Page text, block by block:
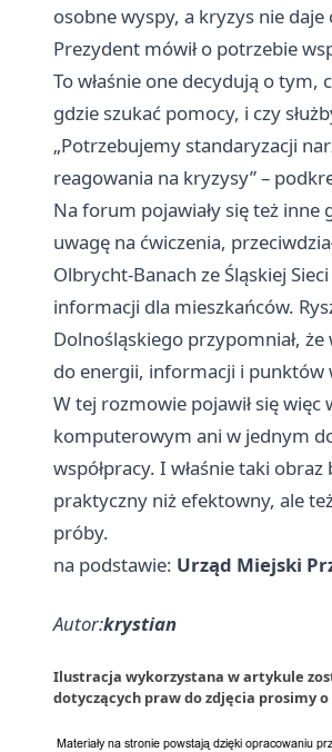
osobne wyspy, a kryzys nie daje
Prezydent mówił o potrzebie
To właśnie one decydują o
gdzie szukać pomocy, i czy
„Potrzebujemy standaryzacji
reagowania na kryzysy” –
Na forum pojawiały się też inne
uwagę na ćwiczenia,
Olbrycht-Banach ze Śląskiej
informacji dla mieszkańców.
Dolnośląskiego przypomniał,
do energii, informacji i punktów
W tej rozmowie pojawił się
komputerowym ani w jednym
współpracy. I właśnie taki
praktyczny niż efektowny, ale
próby.
na podstawie: Urząd Miejski
Autor:krystian
Ilustracja wykorzystana w artykule
dotyczących praw do zdjęcia prosimy o